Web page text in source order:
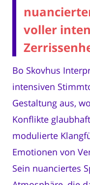
voller
Bo Skovhus
intensiven
Gestaltung aus,
Konflikte
modulierte
Emotionen von
Sein nuanciertes